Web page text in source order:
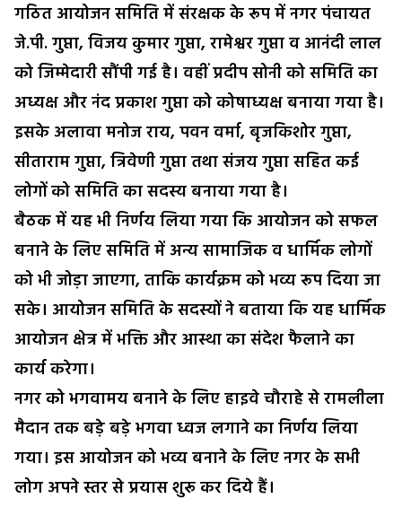
गठित आयोजन समिति में संरक्षक के रूप में नगर पंचायत
जे.पी. गुप्ता, विजय कुमार गुप्ता, रामेश्वर गुप्ता व आनंदी लाल
को जिम्मेदारी सौंपी गई है। वहीं प्रदीप सोनी को समिति का
अध्यक्ष और नंद प्रकाश गुप्ता को कोषाध्यक्ष बनाया गया है।
इसके अलावा मनोज राय, पवन वर्मा, बृजकिशोर गुप्ता,
सीताराम गुप्ता, त्रिवेणी गुप्ता तथा संजय गुप्ता सहित कई
लोगों को समिति का सदस्य बनाया गया है।
बैठक में यह भी निर्णय लिया गया कि आयोजन को सफल
बनाने के लिए समिति में अन्य सामाजिक व धार्मिक लोगों
को भी जोड़ा जाएगा, ताकि कार्यक्रम को भव्य रूप दिया जा
सके। आयोजन समिति के सदस्यों ने बताया कि यह धार्मिक
आयोजन क्षेत्र में भक्ति और आस्था का संदेश फैलाने का
कार्य करेगा।
नगर को भगवामय बनाने के लिए हाइवे चौराहे से रामलीला
मैदान तक बड़े बड़े भगवा ध्वज लगाने का निर्णय लिया
गया। इस आयोजन को भव्य बनाने के लिए नगर के सभी
लोग अपने स्तर से प्रयास शुरू कर दिये हैं।